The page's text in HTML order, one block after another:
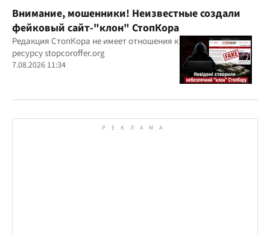
Внимание, мошенники! Неизвестные создали
фейковый сайт-"клон" СтопКора
Редакция СтопКора не имеет отношения к
ресурсу stopcoroffer.org
7.08.2026 11:34